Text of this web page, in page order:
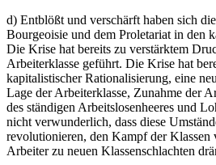
d) Entblößt und verschärft haben sich
Bourgeoisie und dem Proletariat in den
Die Krise hat bereits zu verstärktem
Arbeiterklasse geführt. Die Krise hat
kapitalistischer Rationalisierung, eine
Lage der Arbeiterklasse, Zunahme der
des ständigen Arbeitslosenheeres und
nicht verwunderlich, dass diese
revolutionieren, den Kampf der Klassen
Arbeiter zu neuen Klassenschlachten